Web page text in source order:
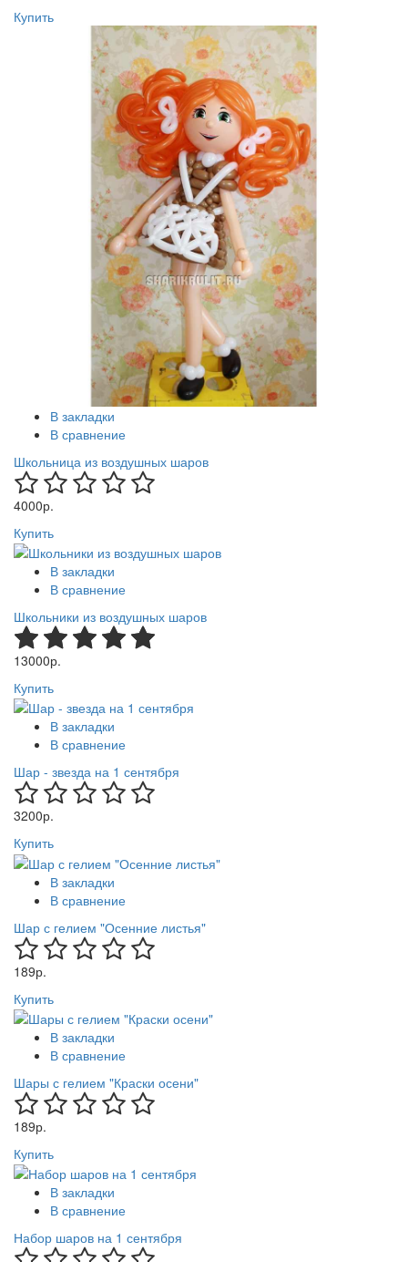
Купить
В закладки
В сравнение
Школьница из воздушных шаров
4000р.
Купить
В закладки
В сравнение
Школьники из воздушных шаров
13000р.
Купить
В закладки
В сравнение
Шар - звезда на 1 сентября
3200р.
Купить
В закладки
В сравнение
Шар с гелием "Осенние листья"
189р.
Купить
В закладки
В сравнение
Шары с гелием "Краски осени"
189р.
Купить
В закладки
В сравнение
Набор шаров на 1 сентября